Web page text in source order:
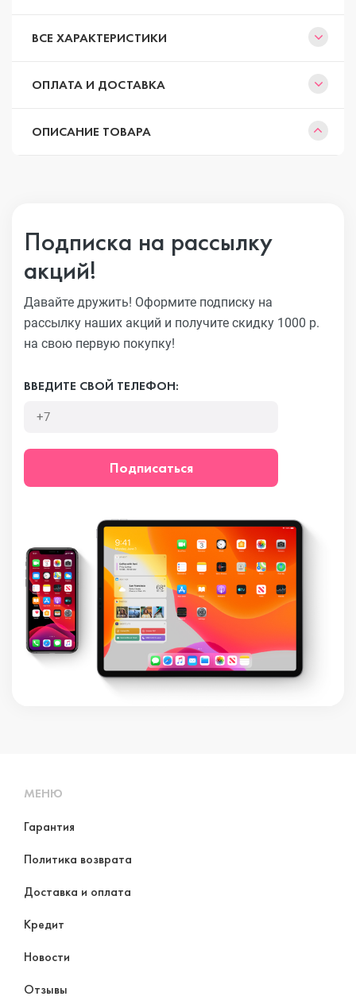
ВСЕ ХАРАКТЕРИСТИКИ
ОПЛАТА И ДОСТАВКА
ОПИСАНИЕ ТОВАРА
Подписка на рассылку
акций!
Давайте дружить! Оформите подписку на
рассылку наших акций и получите скидку 1000 р.
на свою первую покупку!
ВВЕДИТЕ СВОЙ ТЕЛЕФОН:
Подписаться
МЕНЮ
Гарантия
Политика возврата
Доставка и оплата
Кредит
Новости
Отзывы